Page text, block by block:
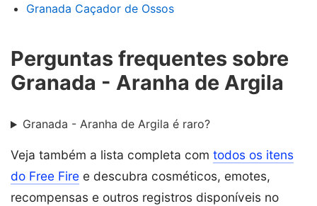
Granada Caçador de Ossos
Perguntas frequentes sobre
Granada - Aranha de Argila
Granada - Aranha de Argila é raro?
Veja também a lista completa com todos os itens
do Free Fire e descubra cosméticos, emotes,
recompensas e outros registros disponíveis no